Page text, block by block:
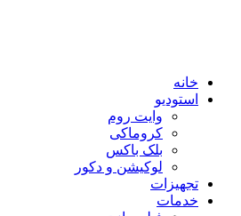
خانه
استودیو
وایت روم
کروماکی
بلک باکس
لوکیشن و دکور
تجهیزات
خدمات